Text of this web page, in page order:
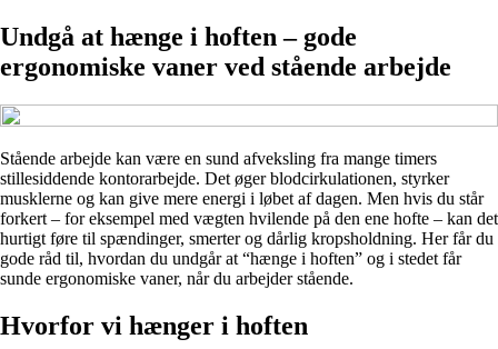
Undgå at hænge i hoften – gode
ergonomiske vaner ved stående arbejde
Stående arbejde kan være en sund afveksling fra mange timers
stillesiddende kontorarbejde. Det øger blodcirkulationen, styrker
musklerne og kan give mere energi i løbet af dagen. Men hvis du står
forkert – for eksempel med vægten hvilende på den ene hofte – kan det
hurtigt føre til spændinger, smerter og dårlig kropsholdning. Her får du
gode råd til, hvordan du undgår at “hænge i hoften” og i stedet får
sunde ergonomiske vaner, når du arbejder stående.
Hvorfor vi hænger i hoften